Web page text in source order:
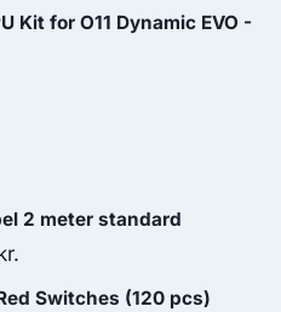
price
Kit for O11 Dynamic EVO -
2 meter standard
price
Switches (120 pcs)